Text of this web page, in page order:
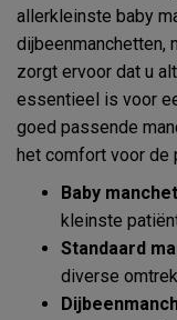
allerkleinste baby
dijbeenmanchetten,
zorgt ervoor dat u
essentieel is voor
goed passende
het comfort voor de
Baby
kleinste
Standaard
diverse